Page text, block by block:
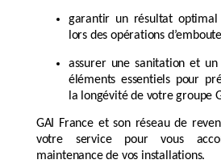
garantir un résultat optimal
lors des opérations
assurer une sanitation et
éléments essentiels pour
la longévité de votre groupe
GAI France et son réseau de
votre service pour vous
maintenance de vos installations.